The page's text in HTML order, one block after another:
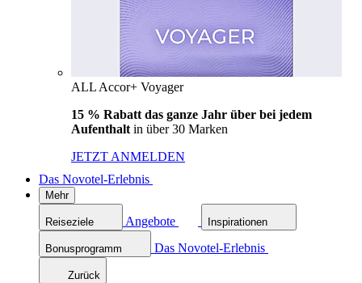
ALL Accor+ Voyager
15 % Rabatt das ganze Jahr über bei jedem
Aufenthalt in über 30 Marken
JETZT ANMELDEN
Das Novotel-Erlebnis
Mehr
Reiseziele Angebote Inspirationen
Bonusprogramm Das Novotel-Erlebnis
Zurück